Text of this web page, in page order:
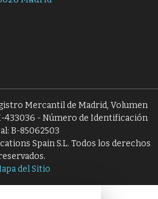
Mercantil de Madrid, Volumen
433036 - Número de Identificación
B-85062503
Spain S.L. Todos los derechos
del Sitio